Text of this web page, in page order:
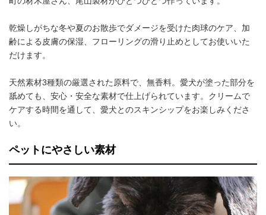
乾燥しがちな冬や夏のお散歩でダメージを受けた肉球のケア、加
齢による皮膚の保湿、フローリングの滑り止めとしてお使いいた
だけます。
天然素材3種類の厳選された原料で、無香料。愛犬が塗った部分を
舐めても、安心・安全な素材で仕上げられています。クリームで
ケアする時間を通して、愛犬とのスキンシップをお楽しみくださ
い。
ペットにやさしい素材